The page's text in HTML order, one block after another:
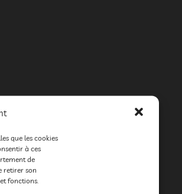
que les cookies
à ces
de
retirer son
fonctions.